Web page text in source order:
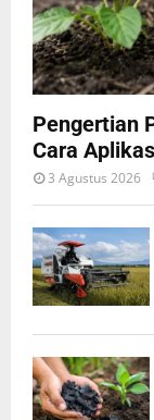
Pengertian
Cara
3 Agustus 2026